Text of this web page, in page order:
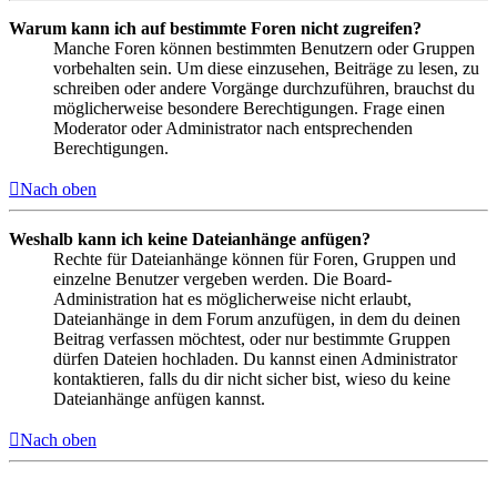
Warum kann ich auf bestimmte Foren nicht zugreifen?
Manche Foren können bestimmten Benutzern oder Gruppen
vorbehalten sein. Um diese einzusehen, Beiträge zu lesen, zu
schreiben oder andere Vorgänge durchzuführen, brauchst du
möglicherweise besondere Berechtigungen. Frage einen
Moderator oder Administrator nach entsprechenden
Berechtigungen.
Nach oben
Weshalb kann ich keine Dateianhänge anfügen?
Rechte für Dateianhänge können für Foren, Gruppen und
einzelne Benutzer vergeben werden. Die Board-
Administration hat es möglicherweise nicht erlaubt,
Dateianhänge in dem Forum anzufügen, in dem du deinen
Beitrag verfassen möchtest, oder nur bestimmte Gruppen
dürfen Dateien hochladen. Du kannst einen Administrator
kontaktieren, falls du dir nicht sicher bist, wieso du keine
Dateianhänge anfügen kannst.
Nach oben